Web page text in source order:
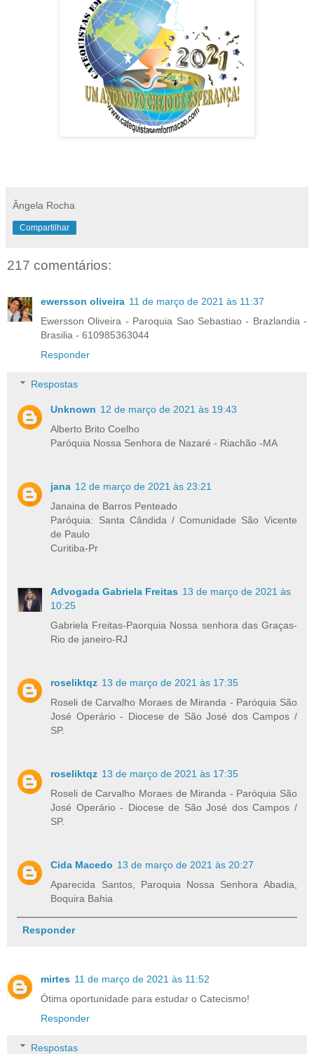
Ângela Rocha
Compartilhar
217 comentários:
ewersson oliveira 11 de março de 2021 às 11:37
Ewersson Oliveira - Paroquia Sao Sebastiao - Brazlandia -
Brasilia - 610985363044
Responder
Respostas
Unknown 12 de março de 2021 às 19:43
Alberto Brito Coelho
Paróquia Nossa Senhora de Nazaré - Riachão -MA
jana 12 de março de 2021 às 23:21
Janaina de Barros Penteado
Paróquia: Santa Cândida / Comunidade São Vicente
de Paulo
Curitiba-Pr
Advogada Gabriela Freitas 13 de março de 2021 às
10:25
Gabriela Freitas-Paorquia Nossa senhora das Graças-
Rio de janeiro-RJ
roseliktqz 13 de março de 2021 às 17:35
Roseli de Carvalho Moraes de Miranda - Paróquia São
José Operário - Diocese de São José dos Campos /
SP.
roseliktqz 13 de março de 2021 às 17:35
Roseli de Carvalho Moraes de Miranda - Paróquia São
José Operário - Diocese de São José dos Campos /
SP.
Cida Macedo 13 de março de 2021 às 20:27
Aparecida Santos, Paroquia Nossa Senhora Abadia,
Boquira Bahia
Responder
mirtes 11 de março de 2021 às 11:52
Ótima oportunidade para estudar o Catecismo!
Responder
Respostas